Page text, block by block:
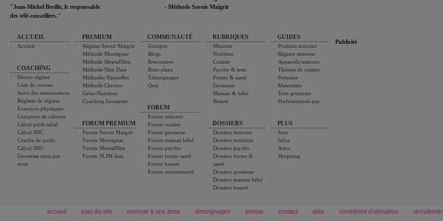
"Jean-Michel Berille, le responsable
des télé-conseillers."
- Méthode Savoir Maigrir
ACCUEIL
Accueil
COACHING
Menus régime
Liste de courses
Suivi des mensurations
Réglette de régime
Exercices physiques
Compteur de calories
Calcul poids idéal
Calcul IMC
Courbe de poids
Calcul IMG
Grossesse mois par
mois
PREMIUM
Régime Savoir Maigrir
Méthode Montignac
Méthode MentalSlim
Méthode Slim Data
Méthodes Naturelles
Méthode Chrono-
Géno-Nutrition
Coaching Grossesse
FORUM PREMIUM
Forum Savoir Maigrir
Forum Montignac
Forum MentalSlim
Forum SLIM data
COMMUNAUTÉ
Groupes
Blogs
Rencontres
Bons plans
Témoignages
Quiz
FORUM
Forum minceur
Forum cuisine
Forum grossesse
Forum maman bébé
Forum psycho
Forum forme santé
Forum beauté
Forum communauté
RUBRIQUES
Minceur
Nutrition
Cuisine
Psycho & tests
Forme & santé
Grossesse
Maman & bébé
Beauté
DOSSIERS
Dossiers minceur
Dossiers nutrition
Dossiers psycho
Dossiers forme &
santé
Dossiers grossesse
Dossiers maman bébé
Dossiers beauté
GUIDES
Produits minceur
Régime minceur
Appareils minceur
Thèmes de cuisine
Prénoms
Maternités
Tests grossesse
Professionnels psy
PLUS
Jeux
Infos
Astro
Shopping
Publicité
accueil plan du site envoyer à une amie témoignages presse contact aide conditions d'utilisation